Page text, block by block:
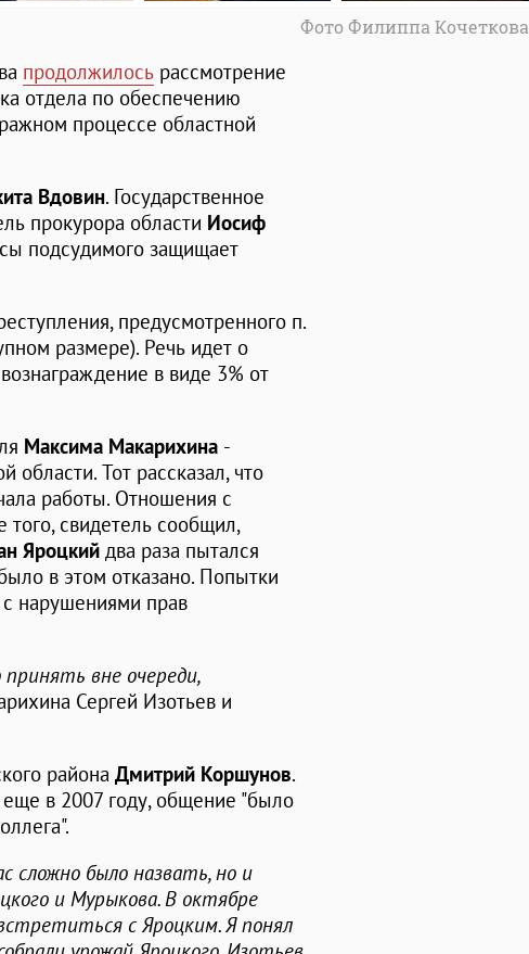
Фото Филиппа Кочеткова
продолжилось рассмотрение
отдела по обеспечению
процессе областной
Вдовин. Государственное
прокурора области Иосиф
подсудимого защищает
предусмотренного п.
размере). Речь идет о
в виде 3% от
Максима Макарихина -
области. Тот рассказал, что
работы. Отношения с
свидетель сообщил,
Яроцкий два раза пытался
в этом отказано. Попытки
нарушениями прав
вне очереди,
Сергей Изотьев и
района Дмитрий Коршунов.
в 2007 году, общение "было
сложно было назвать, но и
и Мурыкова. В октябре
с Яроцким. Я понял